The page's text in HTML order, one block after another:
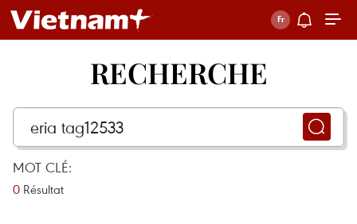
RECHERCHE
MOT CLÉ:
0 Résultat